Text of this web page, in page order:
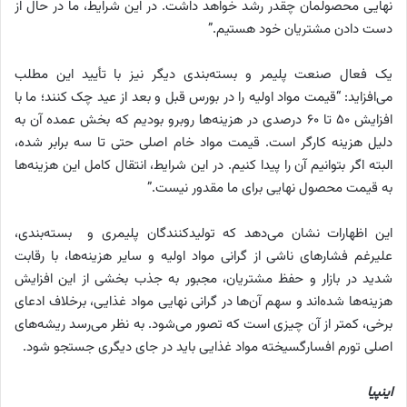
نهایی محصولمان چقدر رشد خواهد داشت. در این شرایط، ما در حال از
دست دادن مشتریان خود هستیم.”
یک فعال صنعت پلیمر و بسته‌بندی دیگر نیز با تأیید این مطلب
می‌افزاید: “قیمت مواد اولیه را در بورس قبل و بعد از عید چک کنند؛ ما با
افزایش ۵۰ تا ۶۰ درصدی در هزینه‌ها روبرو بودیم که بخش عمده آن به
دلیل هزینه کارگر است. قیمت مواد خام اصلی حتی تا سه برابر شده،
البته اگر بتوانیم آن را پیدا کنیم. در این شرایط، انتقال کامل این هزینه‌ها
به قیمت محصول نهایی برای ما مقدور نیست.”
این اظهارات نشان می‌دهد که تولیدکنندگان پلیمری و بسته‌بندی،
علیرغم فشارهای ناشی از گرانی مواد اولیه و سایر هزینه‌ها، با رقابت
شدید در بازار و حفظ مشتریان، مجبور به جذب بخشی از این افزایش
هزینه‌ها شده‌اند و سهم آن‌ها در گرانی نهایی مواد غذایی، برخلاف ادعای
برخی، کمتر از آن چیزی است که تصور می‌شود. به نظر می‌رسد ریشه‌های
اصلی تورم افسارگسیخته مواد غذایی باید در جای دیگری جستجو شود.
اینپیا